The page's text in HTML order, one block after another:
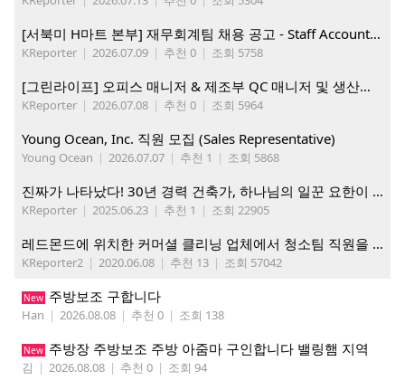
[서북미 H마트 본부] 재무회계팀 채용 공고 - Staff Accountant
KReporter | 2026.07.09 | 추천 0 | 조회 5758
[그린라이프] 오피스 매니저 & 제조부 QC 매니저 및 생산직, 웨어하우스 직원 모집
KReporter | 2026.07.08 | 추천 0 | 조회 5964
Young Ocean, Inc. 직원 모집 (Sales Representative)
Young Ocean | 2026.07.07 | 추천 1 | 조회 5868
진짜가 나타났다! 30년 경력 건축가, 하나님의 일꾼 요한이 책임 시공합니다.
KReporter | 2025.06.23 | 추천 1 | 조회 22905
레드몬드에 위치한 커머셜 클리닝 업체에서 청소팀 직원을 모집합니다.
KReporter2 | 2020.06.08 | 추천 13 | 조회 57042
New 주방보조 구합니다
Han | 2026.08.08 | 추천 0 | 조회 138
New 주방장 주방보조 주방 아줌마 구인합니다 밸링햄 지역
김 | 2026.08.08 | 추천 0 | 조회 94